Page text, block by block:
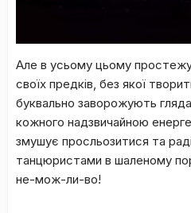
Але в усьому цьому
своїх предків, без якої
буквально заворожують
кожного надзвичайною
змушує просльозитися та
танцюристами в шаленому
не-мож-ли-во!